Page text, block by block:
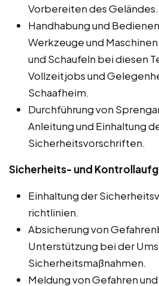
Vorbereiten des Geländes.
Handhabung und
Werkzeuge und
und Schaufeln bei diesen
Vollzeitjobs und
Schaafheim.
Durchführung von
Anleitung und Einhaltung
Sicherheitsvorschriften.
Sicherheits- und
Einhaltung der
richtlinien.
Absicherung von
Unterstützung bei der
Sicherheitsmaßnahmen.
Meldung von Gefahren und